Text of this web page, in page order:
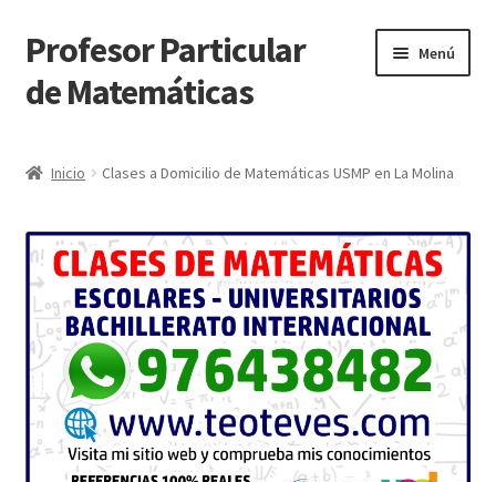
Ir
a
la
Ir
al
contenido
Profesor Particular
de Matemáticas
Menú
Inicio Clases a Domicilio de Matemáticas USMP en La Molina